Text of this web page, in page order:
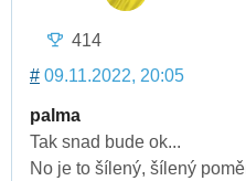
414
# 09.11.2022, 20:05
palma
Tak snad bude ok...
No je to šílený, šílený